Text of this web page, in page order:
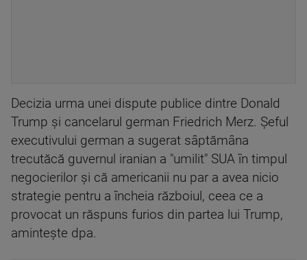
Decizia urma unei dispute publice dintre Donald
Trump şi cancelarul german Friedrich Merz. Şeful
executivului german a sugerat sâptămâna
trecutăcă guvernul iranian a "umilit" SUA în timpul
negocierilor şi că americanii nu par a avea nicio
strategie pentru a încheia războiul, ceea ce a
provocat un răspuns furios din partea lui Trump,
aminteşte dpa.